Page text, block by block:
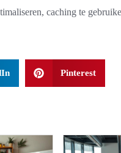
caching te
Pinterest